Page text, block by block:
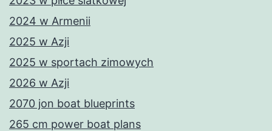
2024 w Armenii
2025 w Azji
2025 w sportach zimowych
2026 w Azji
2070 jon boat blueprints
265 cm power boat plans